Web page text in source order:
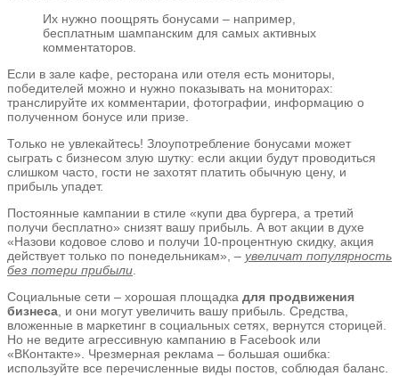
Их нужно поощрять бонусами – например,
бесплатным шампанским для самых активных
комментаторов.
Если в зале кафе, ресторана или отеля есть мониторы,
победителей можно и нужно показывать на мониторах:
транслируйте их комментарии, фотографии, информацию о
полученном бонусе или призе.
Только не увлекайтесь! Злоупотребление бонусами может
сыграть с бизнесом злую шутку: если акции будут проводиться
слишком часто, гости не захотят платить обычную цену, и
прибыль упадет.
Постоянные кампании в стиле «купи два бургера, а третий
получи бесплатно» снизят вашу прибыль. А вот акции в духе
«Назови кодовое слово и получи 10-процентную скидку, акция
действует только по понедельникам», – увеличат популярность
без потери прибыли
Социальные сети – хорошая площадка для продвижения
бизнеса , и они могут увеличить вашу прибыль. Средства,
вложенные в маркетинг в социальных сетях, вернутся сторицей.
Но не ведите агрессивную кампанию в Facebook или
«ВКонтакте». Чрезмерная реклама – большая ошибка:
используйте все перечисленные виды постов, соблюдая баланс.